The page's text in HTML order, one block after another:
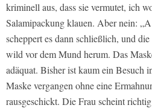
kriminell aus, dass sie vermutet, ich
Salamipackung klauen. Aber nein:
scheppert es dann schließlich, und
wild vor dem Mund herum. Das
adäquat. Bisher ist kaum ein Besuch
Maske vergangen ohne eine
rausgeschickt. Die Frau scheint